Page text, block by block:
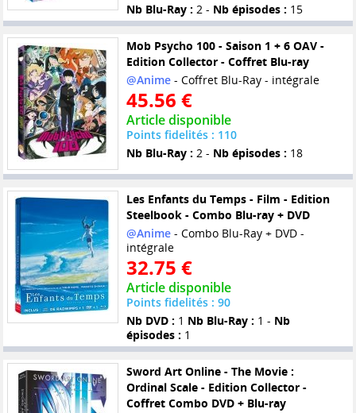
Nb Blu-Ray : 2 - Nb épisodes : 15
Mob Psycho 100 - Saison 1 + 6 OAV -
Edition Collector - Coffret Blu-ray
@Anime- Coffret Blu-Ray - intégrale
45.56 €
Article disponible
Points fidelités : 110
Nb Blu-Ray : 2 - Nb épisodes : 18
Les Enfants du Temps - Film - Edition
Steelbook - Combo Blu-ray + DVD
@Anime- Combo Blu-Ray + DVD -
intégrale
32.75 €
Article disponible
Points fidelités : 90
Nb DVD : 1 Nb Blu-Ray : 1 - Nb
épisodes : 1
Sword Art Online - The Movie :
Ordinal Scale - Edition Collector -
Coffret Combo DVD + Blu-ray